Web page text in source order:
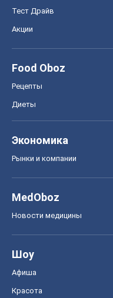
Тест Драйв
Акции
Food Oboz
Рецепты
Диеты
Экономика
Рынки и компании
MedOboz
Новости медицины
Шоу
Афиша
Красота